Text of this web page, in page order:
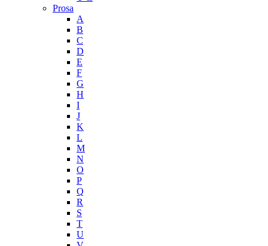
Prosa
A
B
C
D
E
F
G
H
I
J
K
L
M
N
O
P
Q
R
S
T
U